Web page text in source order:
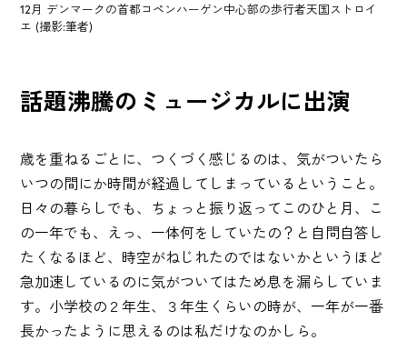
12月 デンマークの首都コペンハーゲン中心部の歩行者天国ストロイ
エ (撮影:筆者)
話題沸騰のミュージカルに出演
歳を重ねるごとに、つくづく感じるのは、気がついたら
いつの間にか時間が経過してしまっているということ。
日々の暮らしでも、ちょっと振り返ってこのひと月、こ
の一年でも、えっ、一体何をしていたの？と自問自答し
たくなるほど、時空がねじれたのではないかというほど
急加速しているのに気がついてはため息を漏らしていま
す。小学校の２年生、３年生くらいの時が、一年が一番
長かったように思えるのは私だけなのかしら。